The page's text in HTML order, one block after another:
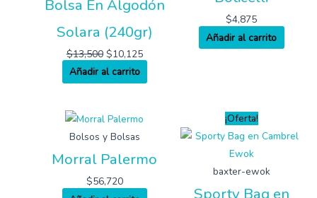
Bolsa En Algodón
Solara (240gr)
$13,500 $10,125
Añadir al carrito
$4,875
Añadir al carrito
Bolsos y Bolsas
Morral Palermo
$56,720
¡Oferta!
baxter-ewok
Sporty Bag en